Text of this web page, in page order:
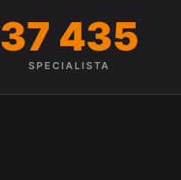
37 435
SPECIALISTA